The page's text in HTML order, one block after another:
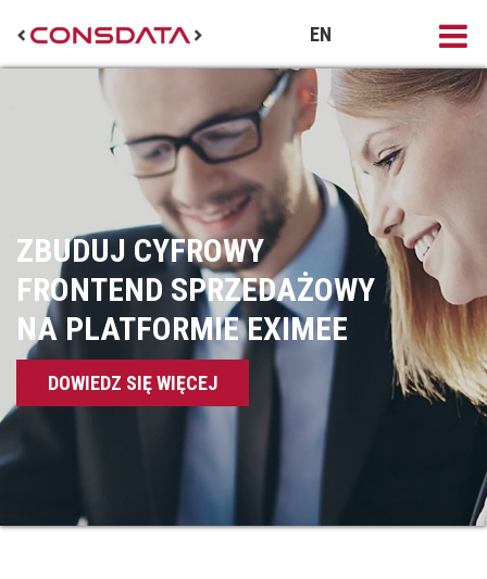
EN
ZBUDUJ CYFROWY
FRONTEND SPRZEDAŻOWY
NA PLATFORMIE EXIMEE
DOWIEDZ SIĘ WIĘCEJ